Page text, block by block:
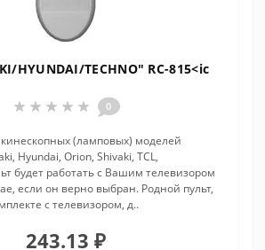
HYUNDAI/TECHNO" RC-815<ic
0
кинескопных (ламповых) моделей
Hyundai, Orion, Shivaki, TCL,
будет работать с Вашим телевизором
если он верно выбран. Родной пульт,
с телевизором, д..
243.13 ₽